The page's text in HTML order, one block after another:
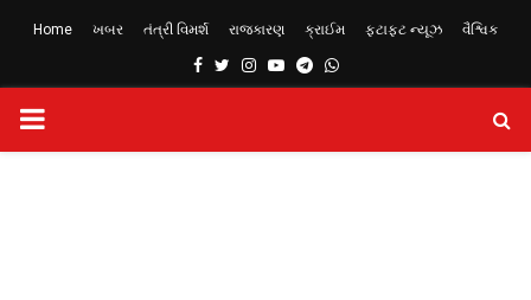
Home ખબર તંત્રી વિમર્શ રાજકારણ ક્રાઈમ ફટાફટ ન્યૂઝ વૈશ્વિક
Facebook
TwitterInstagram
YoutubeTelegram
Whatsapp
PRIMARY